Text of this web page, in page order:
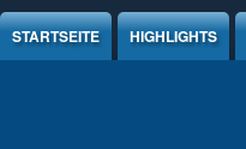
Jump to Content
STARTSEITE HIGHLIGHTS